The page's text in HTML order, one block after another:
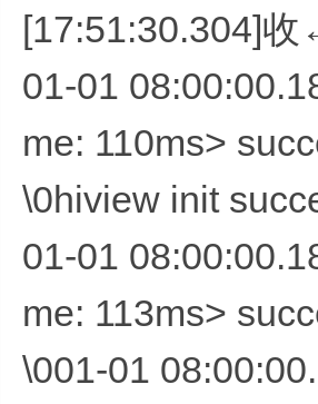
[17:51:30.304]
01-01
me: 110ms>
\0hiview init
01-01
me: 113ms>
\001-01